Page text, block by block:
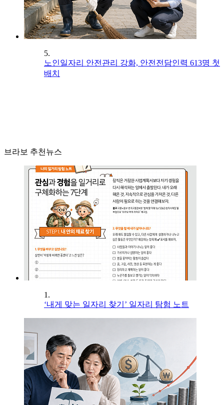
5.
노인일자리 안전관리 강화, 안전전담인력 613명 첫
배치
브라보 추천뉴스
1.
‘내게 맞는 일자리 찾기’ 일자리 탐험 노트